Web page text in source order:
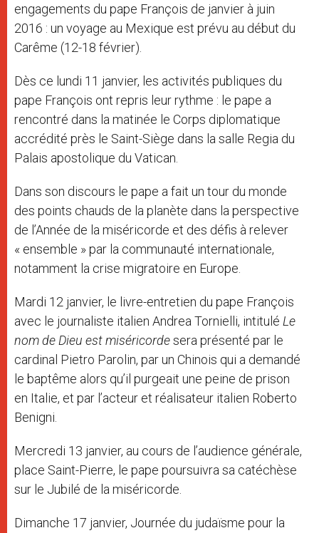
engagements du pape François de janvier à juin
2016 : un voyage au Mexique est prévu au début du
Carême (12-18 février).
Dès ce lundi 11 janvier, les activités publiques du
pape François ont repris leur rythme : le pape a
rencontré dans la matinée le Corps diplomatique
accrédité près le Saint-Siège dans la salle Regia du
Palais apostolique du Vatican.
Dans son discours le pape a fait un tour du monde
des points chauds de la planète dans la perspective
de l’Année de la miséricorde et des défis à relever
« ensemble » par la communauté internationale,
notamment la crise migratoire en Europe.
Mardi 12 janvier, le livre-entretien du pape François
avec le journaliste italien Andrea Tornielli, intitulé Le
nom de Dieu est miséricordesera présenté par le
cardinal Pietro Parolin, par un Chinois qui a demandé
le baptême alors qu’il purgeait une peine de prison
en Italie, et par l’acteur et réalisateur italien Roberto
Benigni.
Mercredi 13 janvier, au cours de l’audience générale,
place Saint-Pierre, le pape poursuivra sa catéchèse
sur le Jubilé de la miséricorde.
Dimanche 17 janvier, Journée du judaïsme pour la